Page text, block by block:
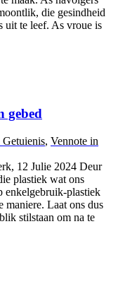
die gesindheid
uit te leef. As vroue is
gebed
, Vennote in
12 Julie 2024 Deur
plastiek wat ons
enkelgebruik-plastiek
maniere. Laat ons dus
stilstaan om na te